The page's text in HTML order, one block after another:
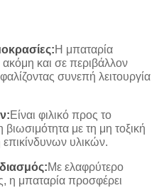
Η μπαταρία
ακόμη και σε περιβάλλον
συνεπή λειτουργία
Είναι φιλικό προς το
με τη μη τοξική
επικίνδυνων υλικών.
Με ελαφρύτερο
η μπαταρία προσφέρει